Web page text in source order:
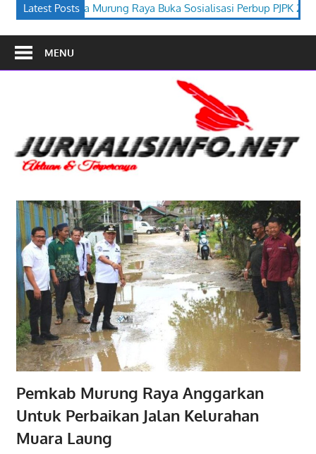
Latest Posts
Buka Sosialisasi Perbup PJPK 2026–2030 Festival Budaya
MENU
Pemkab Murung Raya Anggarkan
Untuk Perbaikan Jalan Kelurahan
Muara Laung